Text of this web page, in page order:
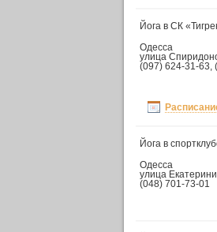
Йога в СК
Одесса
улица
(097) 624-31-63,
Йога в
Одесса
улица
(048) 701-73-01